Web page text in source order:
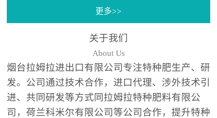
分中心”的科研开发系统，
更多>>
关于我们
About Us
烟台拉姆拉进出口有限公司专注特种肥生产、研
发。公司通过技术合作，进口代理、涉外技术引
进、共同研发等方式同拉姆拉特种肥料有限公
司，荷兰科米尔有限公司等公司合作，提升特种